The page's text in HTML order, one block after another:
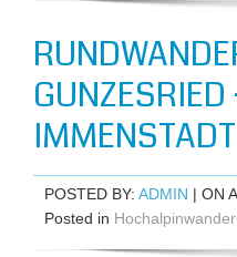
POSTED BY: ADMIN | ON
Posted in